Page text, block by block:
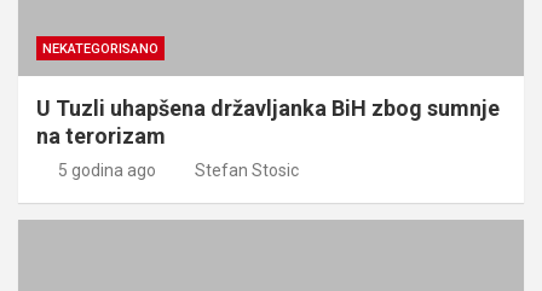
NEKATEGORISANO
U Tuzli uhapšena državljanka BiH zbog sumnje
na terorizam
5 godina ago Stefan Stosic